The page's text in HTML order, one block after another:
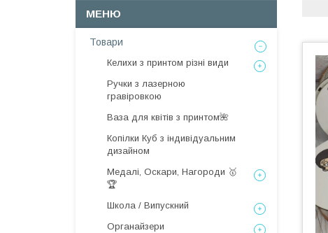
Товари
Келихи з принтом різні види
Ручки з лазерною
гравіровкою
Ваза для квітів з принтом🌺
Копілки Куб з індивідуальним
дизайном
Медалі, Оскари, Нагороди 🥇
🏆
Школа / Випускний
Органайзери